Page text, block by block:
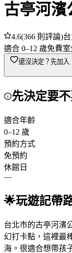
古亭河濱
4.6(366 則評論)
適合 0–12 歲免費
還沒決定？先加入
先決定要
適合年齡
0–12 歲
預約方式
免預約
休館日
—
🌟玩遊記帶
台北市的古亭河濱
幻打卡點，這裡最
海。很適合想帶孩